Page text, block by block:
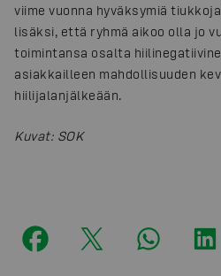
viime vuonna hyväksymiä
lisäksi, että ryhmä aikoo olla jo
toimintansa osalta
asiakkailleen mahdollisuuden
hiilijalanjälkeään.
Kuvat: SOK